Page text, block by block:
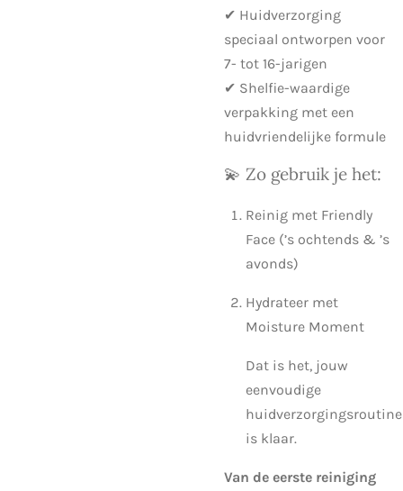
✔ Huidverzorging
speciaal ontworpen voor
7- tot 16-jarigen
✔ Shelfie-waardige
verpakking met een
huidvriendelijke formule
💫 Zo gebruik je het:
Reinig met Friendly
Face (’s ochtends & ’s
avonds)
Hydrateer met
Moisture Moment
Dat is het, jouw
eenvoudige
huidverzorgingsroutine
is klaar.
Van de eerste reiniging